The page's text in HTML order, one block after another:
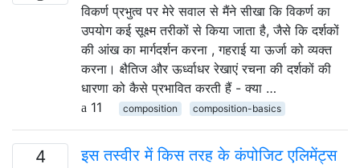
विकर्ण प्रभुत्व पर मेरे सवाल से मैंने सीखा कि विकर्ण का
उपयोग कई सूक्ष्म तरीकों से किया जाता है, जैसे कि दर्शकों
की आंख का मार्गदर्शन करना , गहराई या ऊर्जा को व्यक्त
करना। क्षैतिज और ऊर्ध्वाधर रेखाएं रचना की दर्शकों की
धारणा को कैसे प्रभावित करती हैं - क्या …
11
composition composition-basics
4
इस तस्वीर में किस तरह के कंपोजिट एलिमेंट्स